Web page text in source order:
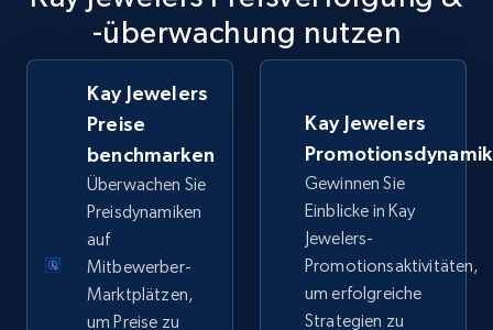
TikTok Shop
URL, Title, Available, Description, Currency, Initial
price, Final price, Discount percent, and more.
5.4K+ Jetzt anfangen
TikTok Shop - category
URL, Title, Available, Description, Currency, Initial
price, Final price, Discount percent, and more.
-überwachung nutzen
Kay Jewelers
Preise
benchmarken
Überwachen Sie
Preisdynamiken
auf
Mitbewerber-
Marktplätzen,
um Preise zu
Kay Jewelers
Gewinnen Sie
Einblicke in Kay
Jewelers-
Promotionsaktivitäten,
um erfolgreiche
Strategien zu